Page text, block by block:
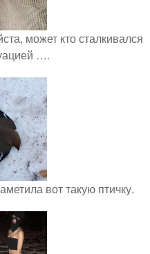
может кто сталкивался
….
вот такую птичку.